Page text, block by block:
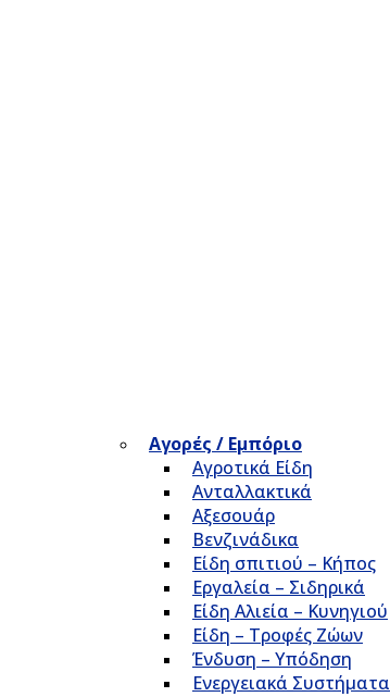
Αγορές / Εμπόριο
Αγροτικά Είδη
Ανταλλακτικά
Αξεσουάρ
Βενζινάδικα
Είδη σπιτιού – Κήπος
Εργαλεία – Σιδηρικά
Είδη Αλιεία – Κυνηγιού
Είδη – Τροφές Ζώων
Ένδυση – Υπόδηση
Ενεργειακά Συστήματα